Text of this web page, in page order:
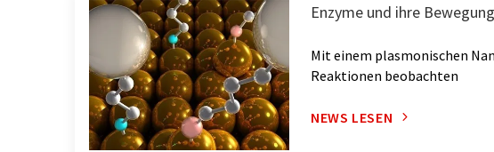
Enzyme und ihre
Mit einem plasmonischen
Reaktionen beobachten
NEWS LESEN